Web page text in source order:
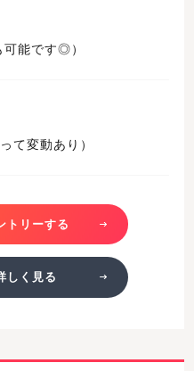
能です◎）
て変動あり）
トリーする
しく見る